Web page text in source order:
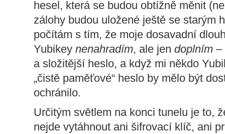
hesel, která se budou obtížně měnit
zálohy budou uložené ještě se starým
počítám s tím, že moje dosavadní
Yubikey nenahradím, ale jen doplním –
a složitější heslo, a když mi někdo
„čistě paměťové“ heslo by mělo být
ochránilo.
Určitým světlem na konci tunelu je to,
nejde vytáhnout ani šifrovací klíč, ani